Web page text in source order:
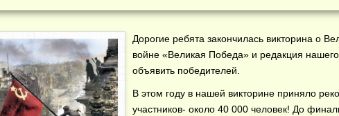
Дорогие ребята закончилась викторина о
войне «Великая Победа» и редакция
объявить победителей.
В этом году в нашей викторине приняло
участников- около 40 000 человек! До